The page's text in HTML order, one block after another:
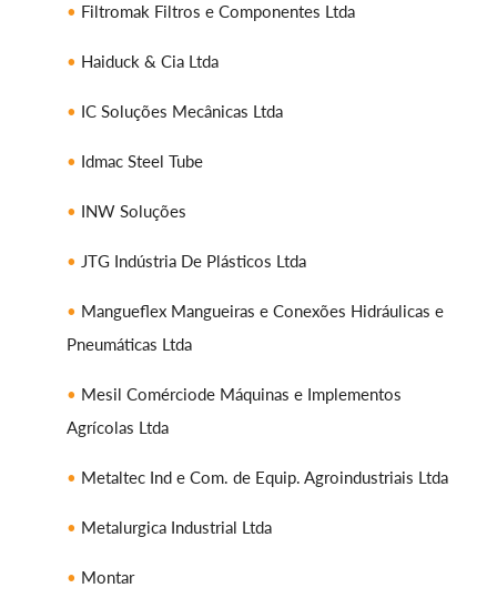
Filtromak Filtros e Componentes Ltda
Haiduck & Cia Ltda
IC Soluções Mecânicas Ltda
Idmac Steel Tube
INW Soluções
JTG Indústria De Plásticos Ltda
Mangueflex Mangueiras e Conexões Hidráulicas e
Pneumáticas Ltda
Mesil Comérciode Máquinas e Implementos
Agrícolas Ltda
Metaltec Ind e Com. de Equip. Agroindustriais Ltda
Metalurgica Industrial Ltda
Montar